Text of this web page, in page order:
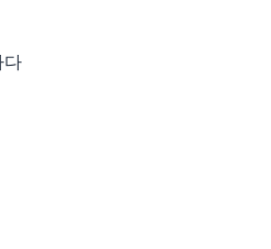
다